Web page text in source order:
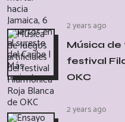
2 years ago
Música
festival
OKC
2 years ago